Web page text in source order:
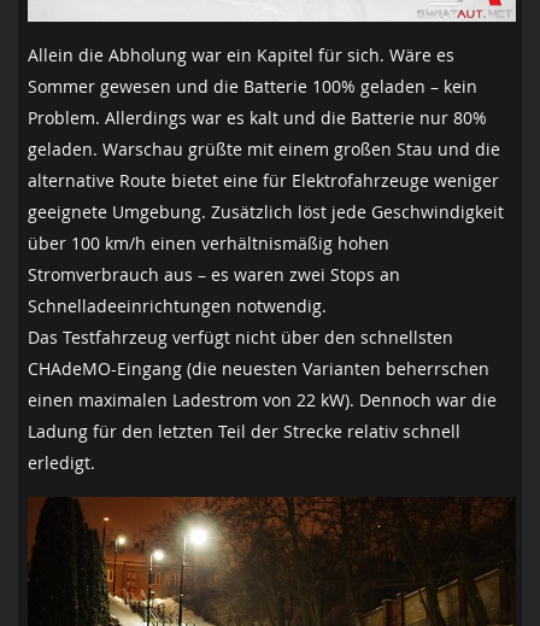
Allein die Abholung war ein Kapitel für sich. Wäre es
Sommer gewesen und die Batterie 100% geladen – kein
Problem. Allerdings war es kalt und die Batterie nur 80%
geladen. Warschau grüßte mit einem großen Stau und die
alternative Route bietet eine für Elektrofahrzeuge weniger
geeignete Umgebung. Zusätzlich löst jede Geschwindigkeit
über 100 km/h einen verhältnismäßig hohen
Stromverbrauch aus – es waren zwei Stops an
Schnelladeeinrichtungen notwendig.
Das Testfahrzeug verfügt nicht über den schnellsten
CHAdeMO-Eingang (die neuesten Varianten beherrschen
einen maximalen Ladestrom von 22 kW). Dennoch war die
Ladung für den letzten Teil der Strecke relativ schnell
erledigt.